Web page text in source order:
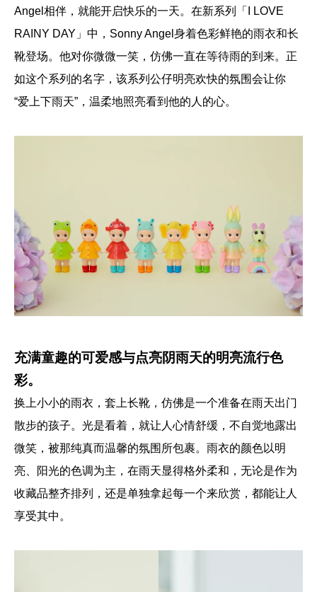
Angel相伴，就能开启快乐的一天。在新系列「I LOVE
RAINY DAY」中，Sonny Angel身着色彩鲜艳的雨衣和长
靴登场。他对你微微一笑，仿佛一直在等待雨的到来。正
如这个系列的名字，该系列公仔明亮欢快的氛围会让你
“爱上下雨天”，温柔地照亮看到他的人的心。
充满童趣的可爱感与点亮阴雨天的明亮流行色
彩。
换上小小的雨衣，套上长靴，仿佛是一个准备在雨天出门
散步的孩子。光是看着，就让人心情舒缓，不自觉地露出
微笑，被那纯真而温馨的氛围所包裹。雨衣的颜色以明
亮、阳光的色调为主，在雨天显得格外柔和，无论是作为
收藏品整齐排列，还是单独拿起每一个来欣赏，都能让人
享受其中。